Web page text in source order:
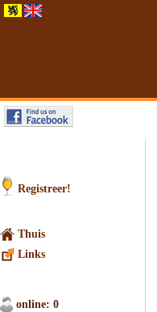
Registreer!
Thuis
Links
online: 0